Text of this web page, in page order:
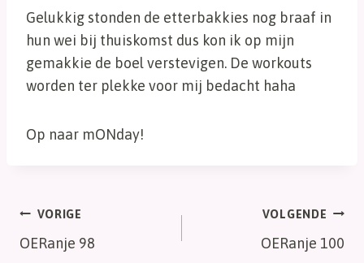
Gelukkig stonden de etterbakkies nog braaf in
hun wei bij thuiskomst dus kon ik op mijn
gemakkie de boel verstevigen. De workouts
worden ter plekke voor mij bedacht haha
Op naar mONday!
Bericht
navigatie
VORIGE
OERanje 98
VOLGENDE
OERanje 100